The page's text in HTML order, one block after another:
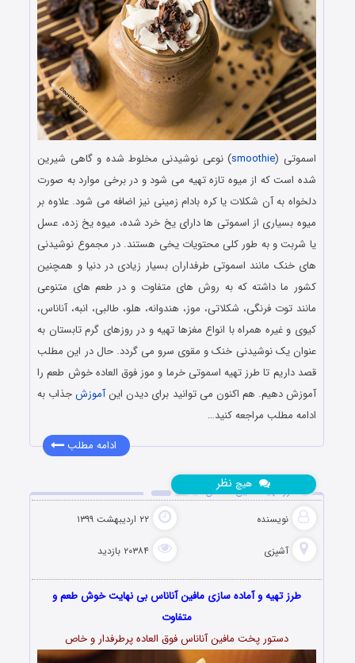
اسموتی (smoothie‎) نوعی نوشیدنی مخلوط ‌شده و گاهی شیرین
‌شده است که از میوه تازه تهیه می ‌شود و در برخی موارد به صورت
دلخواه به آن شکلات یا کره بادام زمینی نیز اضافه می شود. علاوه بر
میوه بسیاری از اسموتی‌ ها دارای یخ خرد شده، میوه یخ زده، عسل
یا شربت و به طور کلی محتویات یخی هستند. در مجموع نوشیدنی
های خنک مانند اسموتی طرفداران بسیار زیادی در دنیا و همچنین
کشور ما داشته که به روش های متفاوت و در طعم های متنوعی
مانند توت فرنگی، شکلاتی، موز، هندوانه، هلو، طالبی، انبه، آناناس،
کیوی و غیره همراه با انواع مغزها تهیه و در روزهای گرم تابستان به
عنوان یک نوشیدنی خنک و مقوی سرو می گردد. حال در این مطلب
قصد داریم تا طرز تهیه اسموتی خرما و موز فوق العاده خوش طعم را
آموزش دهیم. هم اکنون می توانید برای دیدن اینآموزشجذاب به
ادامه مطلب مراجعه کنید…
ادامه مطلب
طرز تهیه مافین آناناس
نویسنده ۲۲ اردیبهشت ۱۳۹۹
آشپزی ۲۰۳۸۴ بازدید
هیچ نظر
طرز تهیه و آماده سازی مافین آناناس بی نهایت خوش طعم و
متفاوت
دستور پخت مافین آناناس فوق العاده پرطرفدار و خاص